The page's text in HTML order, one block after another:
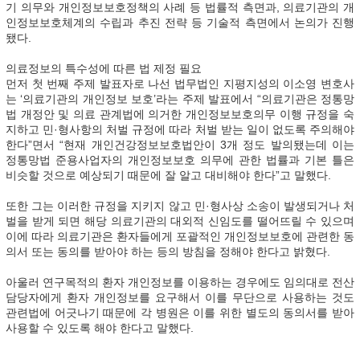
기 의무와 개인정보보호정책의 사례 등 법률적 측면과, 의료기관의 개
인정보보호체계의 수립과 추진 전략 등 기술적 측면에서 논의가 진행
됐다.
의료정보의 특수성에 따른 법 제정 필요
먼저 첫 번째 주제 발표자로 나선 법무법인 지평지성의 이소영 변호사
는 ‘의료기관의 개인정보 보호’라는 주제 발표에서 “의료기관은 정통망
법 개정안 및 의료 관계법에 의거한 개인정보보호의무 이행 규정을 숙
지하고 민·형사항의 처벌 규정에 따라 처벌 받는 일이 없도록 주의해야
한다”면서 “현재 개인건강정보보호법안이 3개 정도 발의됐는데 이는
정통망법 준용사업자의 개인정보보호 의무에 관한 법률과 기본 틀은
비슷할 것으로 예상되기 때문에 잘 알고 대비해야 한다”고 말했다.
또한 그는 이러한 규정을 지키지 않고 민·형사상 소송이 발생되거나 처
벌을 받게 되면 해당 의료기관의 대외적 신임도를 떨어뜨릴 수 있으며
이에 따라 의료기관은 환자들에게 포괄적인 개인정보보호에 관련한 동
의서 또는 동의를 받아야 하는 등의 방침을 정해야 한다고 밝혔다.
아울러 연구목적의 환자 개인정보를 이용하는 경우에도 임의대로 전산
담당자에게 환자 개인정보를 요구해서 이를 무단으로 사용하는 것도
관련법에 어긋나기 때문에 각 병원은 이를 위한 별도의 동의서를 받아
사용할 수 있도록 해야 한다고 말했다.